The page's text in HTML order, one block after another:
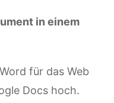
in einem
für das Web
Docs hoch.